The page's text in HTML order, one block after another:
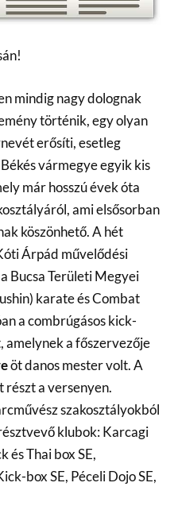
mindig nagy dolognak
történik, egy olyan
erősíti, esetleg
vármegye egyik kis
már hosszú évek óta
ami elsősorban
köszönhető. A hét
Árpád művelődési
Bucsa Területi Megyei
karate és Combat
a combrúgásos kick-
amelynek a főszervezője
öt danos mester volt. A
részt a versenyen.
szakosztályokból
klubok: Karcagi
és Thai box SE,
box SE, Péceli Dojo SE,